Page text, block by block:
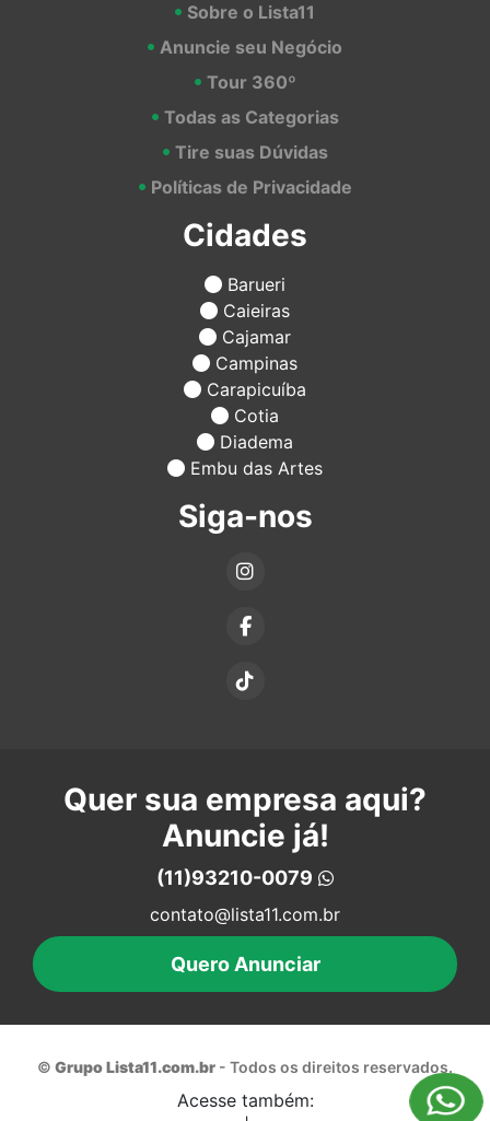
Sobre o Lista11
Anuncie seu Negócio
Tour 360º
Todas as Categorias
Tire suas Dúvidas
Políticas de Privacidade
Cidades
Barueri
Caieiras
Cajamar
Campinas
Carapicuíba
Cotia
Diadema
Embu das Artes
Siga-nos
Quer sua empresa aqui?
Anuncie já!
(11)93210-0079
contato@lista11.com.br
Quero Anunciar
© Grupo Lista11.com.br - Todos os direitos reservados.
Acesse também: